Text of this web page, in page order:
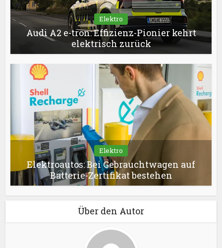
Elektro
Audi A2 e-tron: Effizienz-Pionier kehrt
elektrisch zurück
Elektro
Elektroautos: Bei Gebrauchtwagen auf
Batterie-Zertifikat bestehen
Über den Autor